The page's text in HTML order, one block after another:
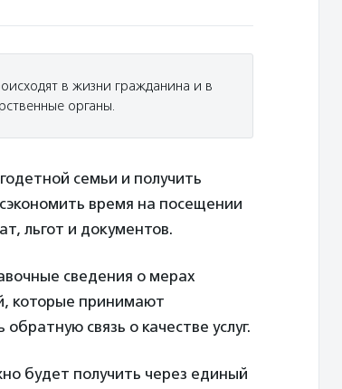
в жизни гражданина и в
органы.
семьи и получить
время на посещении
льгот и документов.
сведения о мерах
которые принимают
связь о качестве услуг.
будет получить через единый